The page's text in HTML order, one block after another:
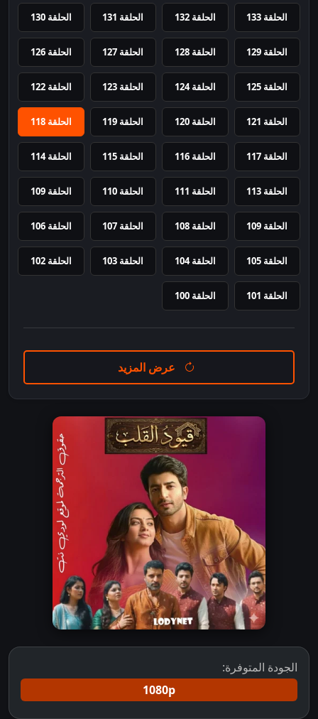
الحلقة 133 الحلقة 132 الحلقة 131 الحلقة 130
الحلقة 129 الحلقة 128 الحلقة 127 الحلقة 126
الحلقة 125 الحلقة 124 الحلقة 123 الحلقة 122
الحلقة 121 الحلقة 120 الحلقة 119 الحلقة 118
الحلقة 117 الحلقة 116 الحلقة 115 الحلقة 114
الحلقة 113 الحلقة 111 الحلقة 110 الحلقة 109
الحلقة 109 الحلقة 108 الحلقة 107 الحلقة 106
الحلقة 105 الحلقة 104 الحلقة 103 الحلقة 102
الحلقة 101 الحلقة 100
عرض المزيد
الجودة المتوفرة:
1080p